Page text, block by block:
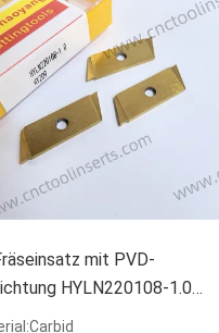
mit PVD-
HYLN220108-1.0
auch zu Rilleninsätzen